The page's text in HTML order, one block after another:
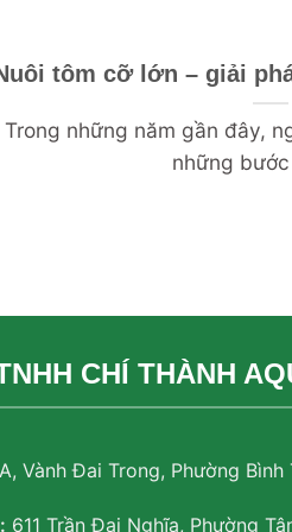
tôm cỡ lớn – giải
Trong những năm gần đây,
những
CHÍ THÀNH
Vành Đai Trong, Phường
611 Trần Đại Nghĩa, Phường